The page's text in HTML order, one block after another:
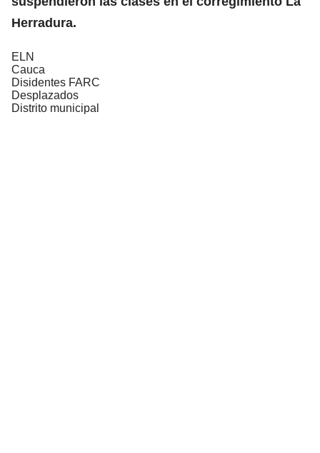
Herradura.
ELN
Cauca
Disidentes FARC
Desplazados
Distrito municipal